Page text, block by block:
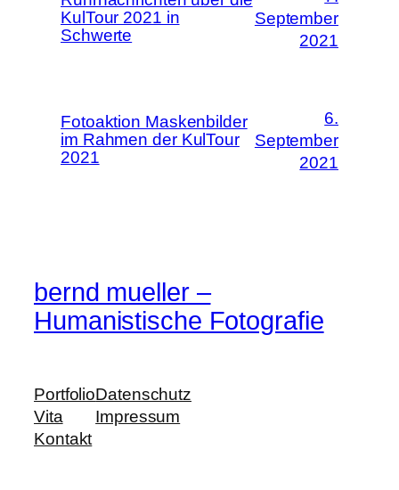
KulTour 2021 in
Schwerte
September
2021
Fotoaktion Maskenbilder
im Rahmen der KulTour
2021
6.
September
2021
bernd mueller –
Humanistische Fotografie
Portfolio
Vita
Kontakt
Datenschutz
Impressum